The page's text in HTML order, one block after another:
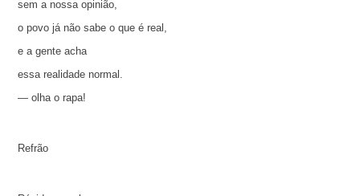
sem a nossa opinião,
o povo já não sabe o que é real,
e a gente acha
essa realidade normal.
— olha o rapa!
Refrão